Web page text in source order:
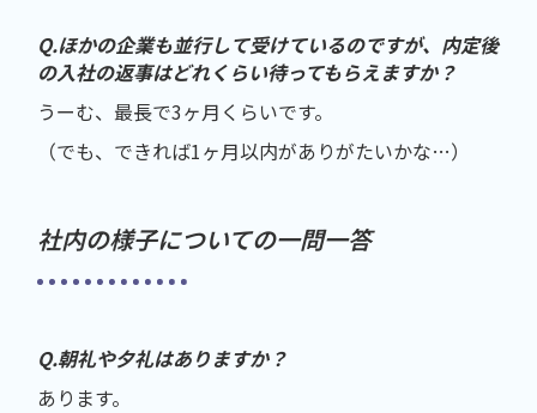
Q.ほかの企業も並行して受けているのですが、内定後
の入社の返事はどれくらい待ってもらえますか？
うーむ、最長で3ヶ月くらいです。
（でも、できれば1ヶ月以内がありがたいかな…）
社内の様子についての一問一答
Q.朝礼や夕礼はありますか？
あります。